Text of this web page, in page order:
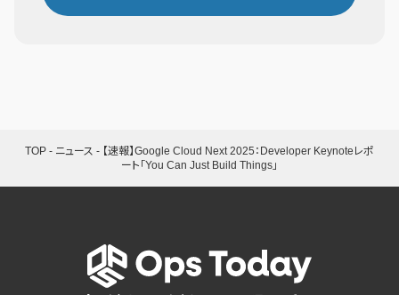
TOP - ニュース - 【速報】Google Cloud Next 2025：Developer Keynoteレポ
ート「You Can Just Build Things」